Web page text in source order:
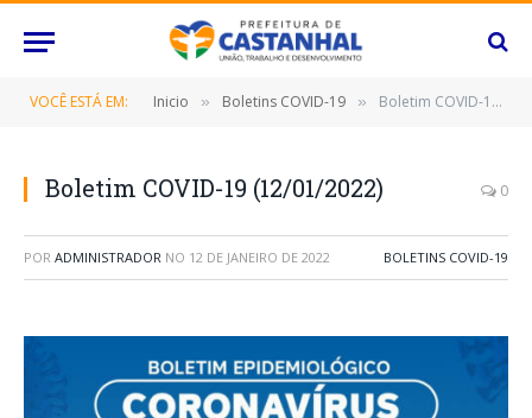
VOCÊ ESTÁ EM: Inicio » Boletins COVID-19 » Boletim COVID-19 (12/01/2022)
Boletim COVID-19 (12/01/2022) 0
POR ADMINISTRADOR NO 12 DE JANEIRO DE 2022 BOLETINS COVID-19